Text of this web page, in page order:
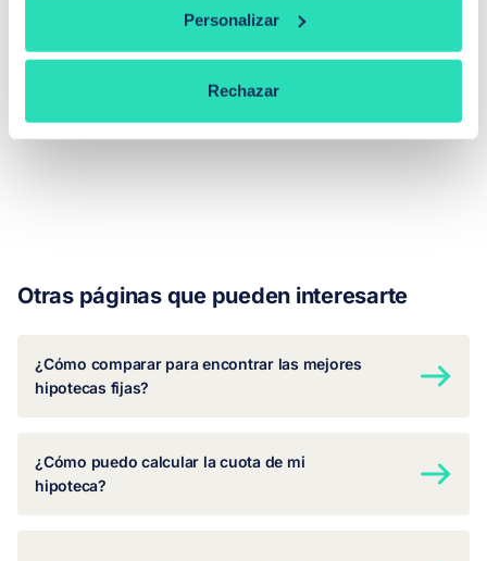
Personalizar
Rechazar
Hipotecas en Barcelona
Otras páginas que pueden interesarte
¿Cómo comparar para encontrar las mejores
hipotecas fijas?
¿Cómo puedo calcular la cuota de mi
hipoteca?